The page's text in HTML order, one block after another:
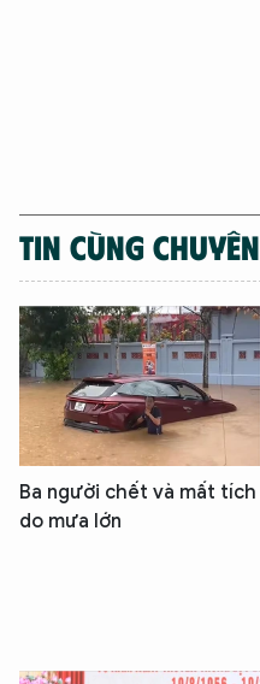
TIN CÙNG
Ba người chết và mất tích
do mưa lớn